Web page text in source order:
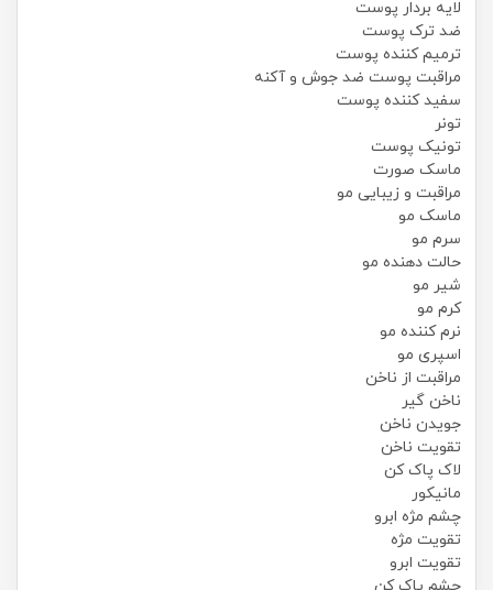
لایه بردار پوست
ضد ترک پوست
ترمیم کننده پوست
مراقبت پوست ضد جوش و آکنه
سفید کننده پوست
تونر
تونیک پوست
ماسک صورت
مراقبت و زیبایی مو
ماسک مو
سرم مو
حالت دهنده مو
شیر مو
کرم مو
نرم کننده مو
اسپری مو
مراقبت از ناخن
ناخن گیر
جویدن ناخن
تقویت ناخن
لاک پاک کن
مانیکور
چشم مژه ابرو
تقویت مژه
تقویت ابرو